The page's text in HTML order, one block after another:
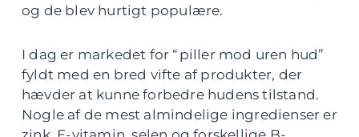
og de blev hurtigt populære.
I dag er markedet for “piller mod uren hud”
fyldt med en bred vifte af produkter, der
hævder at kunne forbedre hudens tilstand.
Nogle af de mest almindelige ingredienser er